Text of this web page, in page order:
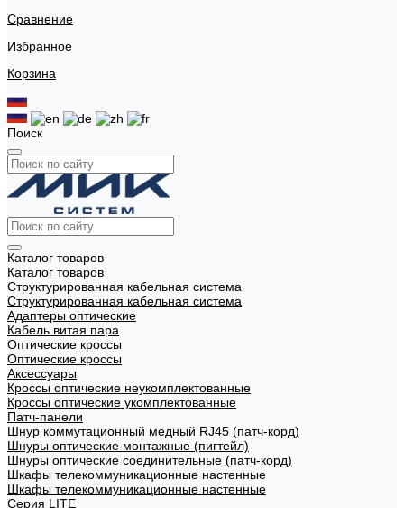
Сравнение
Избранное
Корзина
Поиск
Каталог товаров
Каталог товаров
Структурированная кабельная система
Структурированная кабельная система
Адаптеры оптические
Кабель витая пара
Оптические кроссы
Оптические кроссы
Аксессуары
Кроссы оптические неукомплектованные
Кроссы оптические укомплектованные
Патч-панели
Шнур коммутационный медный RJ45 (патч-корд)
Шнуры оптические монтажные (пигтейл)
Шнуры оптические соединительные (патч-корд)
Шкафы телекоммуникационные настенные
Шкафы телекоммуникационные настенные
Cерия LITE